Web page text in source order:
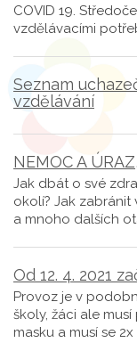
COVID 19.
vzdělávacími
Seznam
vzdělávání
NEMOC A
Jak dbát o své
okolí? Jak zabránit
a mnoho dalších
Od 12. 4. 2021
Provoz je v
školy, žáci ale
masku a musí se